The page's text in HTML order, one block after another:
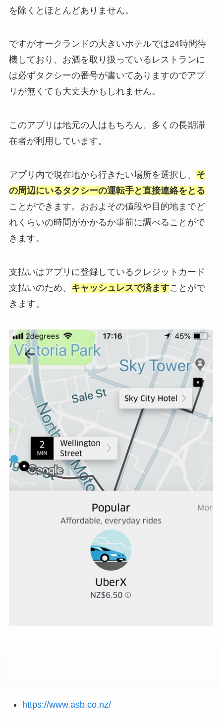
を除くとほとんどありません。
ですがオークランドの大きいホテルでは24時間待
機しており、お酒を取り扱っているレストランに
は必ずタクシーの番号が書いてありますのでアプ
リが無くても大丈夫かもしれません。
このアプリは地元の人はもちろん、多くの長期滞
在者が利用しています。
アプリ内で現在地から行きたい場所を選択し、 そ
の周辺にいるタクシーの運転手と直接連絡をとる
ことができます。おおよその値段や目的地までど
れくらいの時間がかかるか事前に調べることがで
きます。
支払いはアプリに登録しているクレジットカード
支払いのため、 キャッシュレスで済ますことがで
きます。
https://www.asb.co.nz/